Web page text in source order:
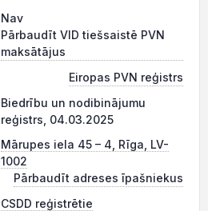
Nav
Pārbaudīt VID tiešsaistē PVN
maksātājus
Eiropas PVN reģistrs
Biedrību un nodibinājumu
reģistrs, 04.03.2025
Mārupes iela 45 – 4, Rīga, LV-
1002
Pārbaudīt adreses īpašniekus
CSDD reģistrētie